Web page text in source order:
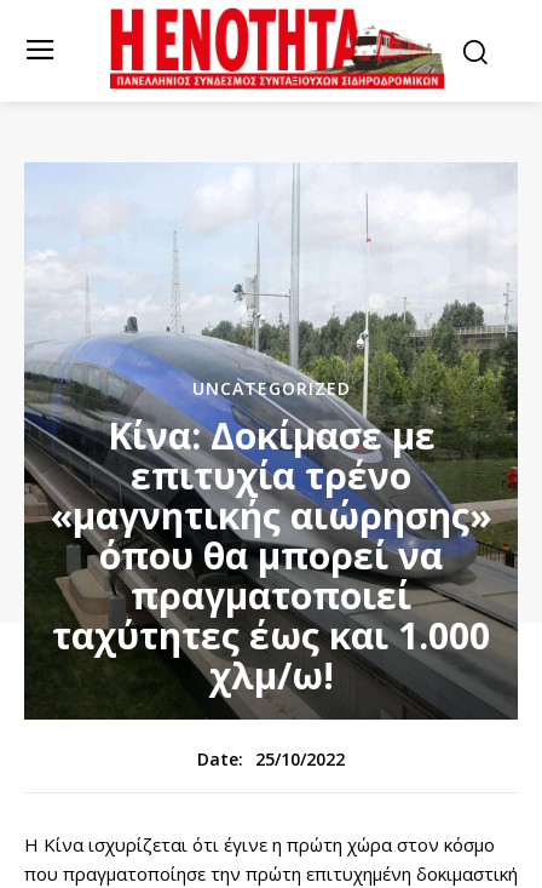
UNCATEGORIZED
Κίνα: Δοκίμασε με
επιτυχία τρένο
«μαγνητικής αιώρησης»
όπου θα μπορεί να
πραγματοποιεί
ταχύτητες έως και 1.000
χλμ/ω!
Date: 25/10/2022
Η Κίνα ισχυρίζεται ότι έγινε η πρώτη χώρα στον κόσμο
που πραγματοποίησε την πρώτη επιτυχημένη δοκιμαστική